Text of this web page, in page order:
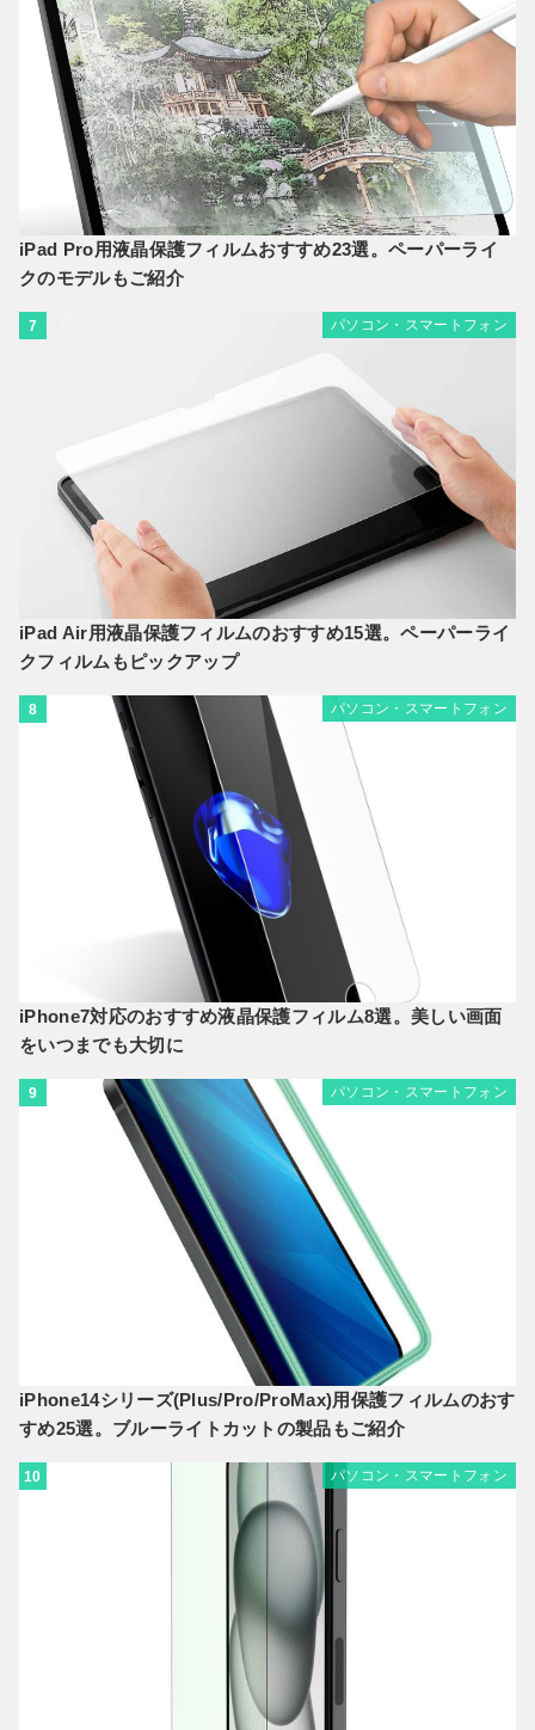
iPad Pro用液晶保護フィルムおすすめ23選。ペーパーライ
クのモデルもご紹介
7 パソコン・スマートフォン
iPad Air用液晶保護フィルムのおすすめ15選。ペーパーライ
クフィルムもピックアップ
8 パソコン・スマートフォン
iPhone7対応のおすすめ液晶保護フィルム8選。美しい画面
をいつまでも大切に
9 パソコン・スマートフォン
iPhone14シリーズ(Plus/Pro/ProMax)用保護フィルムのおす
すめ25選。ブルーライトカットの製品もご紹介
10 パソコン・スマートフォン